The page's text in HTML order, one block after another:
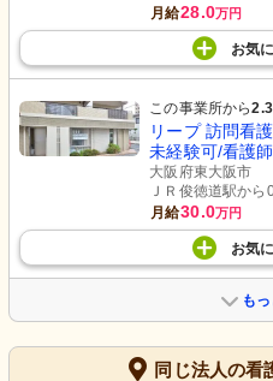
月給28.0万円
お気
この事業所から2.3
リープ 訪問看
未経験可/看護
大阪府東大阪市
ＪＲ俊徳道駅から
月給30.0万円
お気
も
同じ法人の看